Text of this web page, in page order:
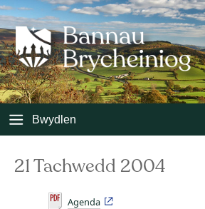
Skip
to
content
Bwydlen
21 Tachwedd 2004
Agenda